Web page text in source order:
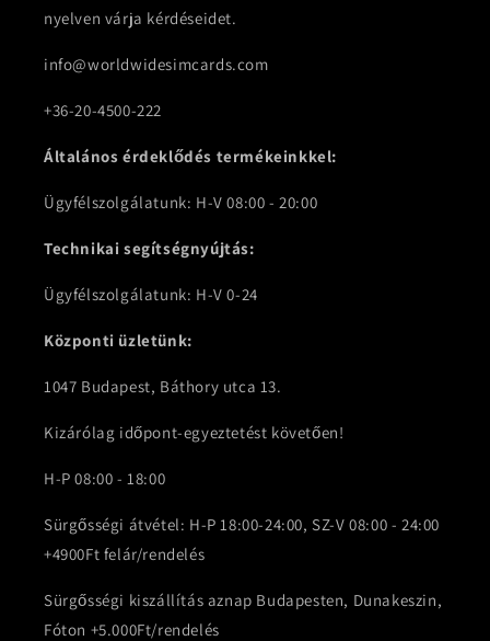
nyelven várja kérdéseidet.
info@worldwidesimcards.com
+36-20-4500-222
Általános érdeklődés termékeinkkel:
Ügyfélszolgálatunk: H-V 08:00 - 20:00
Technikai segítségnyújtás:
Ügyfélszolgálatunk: H-V 0-24
Központi üzletünk:
1047 Budapest, Báthory utca 13.
Kizárólag időpont-egyeztetést követően!
H-P 08:00 - 18:00
Sürgősségi átvétel: H-P 18:00-24:00, SZ-V 08:00 - 24:00
+4900Ft felár/rendelés
Sürgősségi kiszállítás aznap Budapesten, Dunakeszin,
Fóton +5.000Ft/rendelés